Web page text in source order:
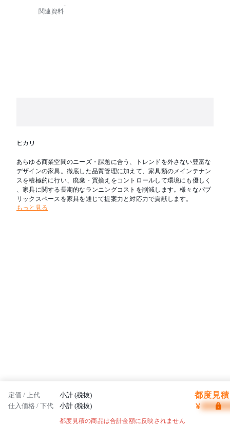
関連資料
-
ヒカリ
あらゆる商業空間のニーズ・課題に合う、トレンドを外さない豊富な
デザインの家具。徹底した品質管理に加えて、家具類のメインテナン
スを積極的に行い、廃棄・買換えをコントロールして環境にも優しく
、家具に関する長期的なランニングコストを削減します。様々なパブ
リックスペースを家具を通じて提案力と対応力で貢献します。
もっと見る
定価 / 上代 小計 (税抜) 都度見
仕入価格 / 下代 小計 (税抜) ¥
都度見積の商品は合計金額に反映されません